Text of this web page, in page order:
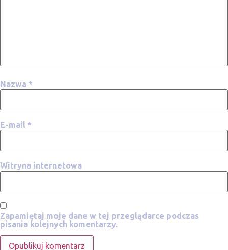
Nazwa *
E-mail *
Witryna internetowa
Zapamiętaj moje dane w tej przeglądarce podczas
pisania kolejnych komentarzy.